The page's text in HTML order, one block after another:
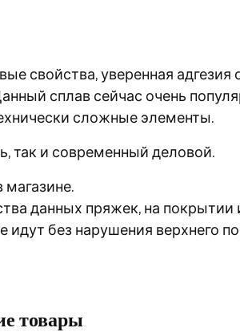
свойства, уверенная
сплав сейчас очень
сложные элементы.
так и современный деловой.
данных пряжек, на покрытии
без нарушения верхнего
товары